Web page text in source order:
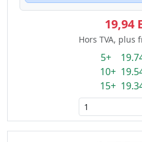
19,94
Hors TVA, plus
5+
10+
15+